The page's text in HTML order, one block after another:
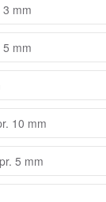
mm
mm
10 mm
5 mm